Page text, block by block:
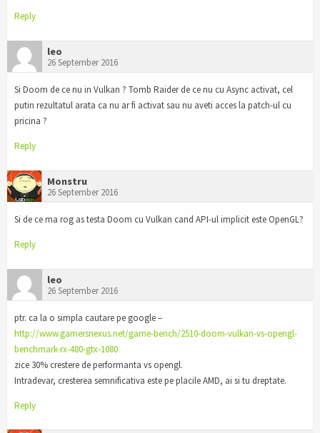
Reply
leo
26 September 2016
Si Doom de ce nu in Vulkan ? Tomb Raider de ce nu cu Async activat, cel
putin rezultatul arata ca nu ar fi activat sau nu aveti acces la patch-ul cu
pricina ?
Reply
Monstru
26 September 2016
Si de ce ma rog as testa Doom cu Vulkan cand API-ul implicit este OpenGL?
Reply
leo
26 September 2016
ptr. ca la o simpla cautare pe google –
http://www.gamersnexus.net/game-bench/2510-doom-vulkan-vs-opengl-
benchmark-rx-480-gtx-1080
zice 30% crestere de performanta vs opengl.
Intradevar, cresterea semnificativa este pe placile AMD, ai si tu dreptate.
Reply